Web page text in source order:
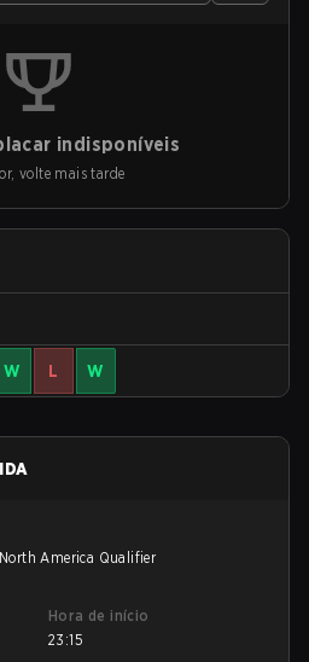
indisponíveis
volte mais tarde
W L W
America Qualifier
Hora de início
23:15